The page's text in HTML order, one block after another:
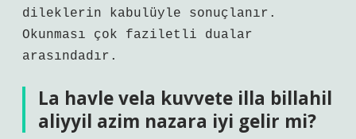
dileklerin kabulüyle sonuçlanır.
Okunması çok faziletli dualar
arasındadır.
La havle vela kuvvete illa billahil
aliyyil azim nazara iyi gelir mi?